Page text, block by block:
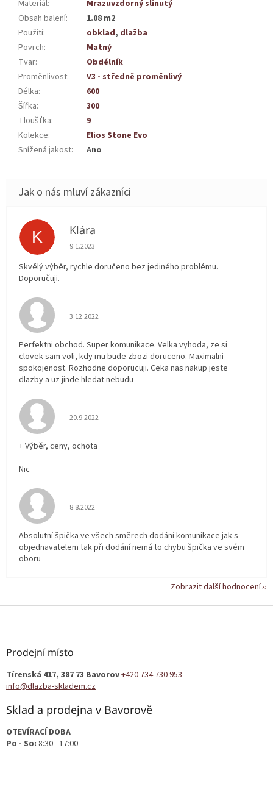
Materiál:
Mrazuvzdorný slinutý
Obsah balení:
1.08 m2
Použití: obklad, dlažba
Povrch:
Matný
Tvar:
Obdélník
Proměnlivost:
V3 - středně proměnlivý
Délka:
600
Šířka:
300
Tloušťka:
9
Kolekce:
Elios Stone Evo
Snížená jakost: Ano
K Klára
Hodnocení obchodu je 5 z 5 hvězdiček.
9.1.2023
Skvělý výběr, rychle doručeno bez jediného problému.
Doporučuji.
Hodnocení obchodu je 5 z 5 hvězdiček.
3.12.2022
Perfektni obchod. Super komunikace. Velka vyhoda, ze si
clovek sam voli, kdy mu bude zbozi doruceno. Maximalni
spokojenost. Rozhodne doporucuji. Ceka nas nakup jeste
dlazby a uz jinde hledat nebudu
Hodnocení obchodu je 5 z 5 hvězdiček.
20.9.2022
+ Výběr, ceny, ochota
Nic
Hodnocení obchodu je 5 z 5 hvězdiček.
8.8.2022
Absolutní špička ve všech směrech dodání komunikace jak s
objednavatelem tak při dodání nemá to chybu špička ve svém
oboru
Zobrazit další hodnocení
Z
Prodejní místo
Tírenská 417, 387 73 Bavorov+420 734 730 953
info@dlazba-skladem.cz
Sklad a prodejna v Bavorově
OTEVÍRACÍ DOBA
Po - So: 8:30 - 17:00